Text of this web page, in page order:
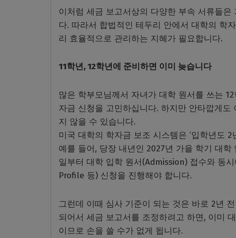
이처럼 세금 보고서상의 다양한 부속 서류들
다. 따라서 합법적인 테두리 안에서 대학의 학
리 효율적으로 관리하는 지혜가 필요합니다.
11학년, 12학년에 준비하면 이미 늦습니다
많은 학부모님께서 자녀가 대학 원서를 쓰는
자금 신청을 고민하십니다. 하지만 안타깝게
지 않을 수 있습니다.
미국 대학의 학자금 보조 시스템은 ‘입학년도
예를 들어, 당장 내년인 2027년 가을 학기 대
일부터 대학 입학 원서(Admission) 접수와 동
Profile 등) 신청을 진행해야 합니다.
그런데 이때 심사 기준이 되는 것은 바로 2년
되어서 세금 보고서를 조정하려고 하면, 이미
이므로 손을 쓸 수가 없게 됩니다.